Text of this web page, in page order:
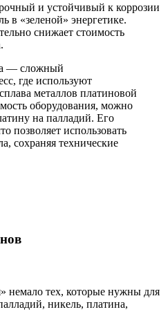
и устойчивый к коррозии
в «зеленой» энергетике.
снижает стоимость
— сложный
где используют
металлов платиновой
оборудования, можно
на палладий. Его
позволяет использовать
сохраняя технические
немало тех, которые нужны для
никель, платина,